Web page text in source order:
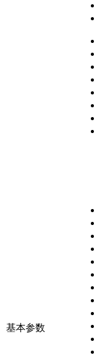
基本参数